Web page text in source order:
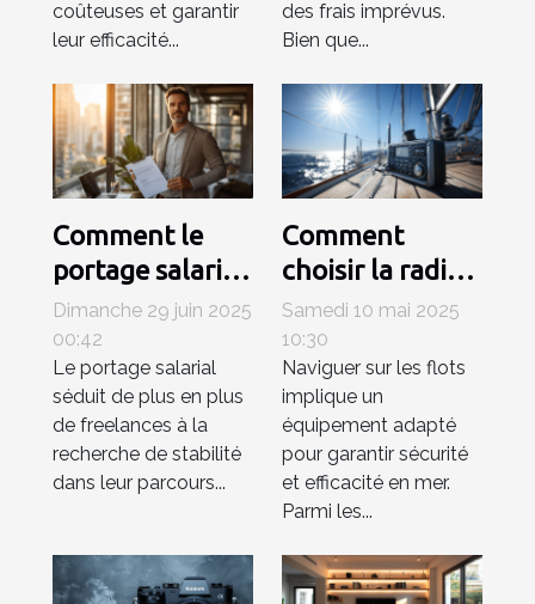
coûteuses et garantir
leur efficacité...
des frais imprévus.
Bien que...
Comment le
portage salarial
renforce la
sécurité
professionnelle
des freelances ?
Dimanche 29 juin 2025
00:42
Le portage salarial
séduit de plus en plus
de freelances à la
recherche de stabilité
dans leur parcours...
Comment
choisir la radio
VHF marine
idéale pour vos
besoins en
navigation
Samedi 10 mai 2025
10:30
Naviguer sur les flots
implique un
équipement adapté
pour garantir sécurité
et efficacité en mer.
Parmi les...